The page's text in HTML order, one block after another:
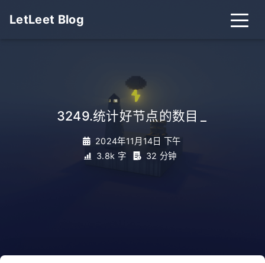
LetLeet Blog
3249.统计好节点的数目
2024年11月14日 下午
3.8k 字
32 分钟